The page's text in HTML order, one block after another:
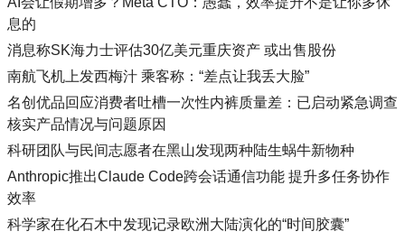
息的
消息称SK海力士评估30亿美元重庆资产 或出售股份
南航飞机上发西梅汁 乘客称：“差点让我丢大脸”
名创优品回应消费者吐槽一次性内裤质量差：已启动紧急调查
核实产品情况与问题原因
科研团队与民间志愿者在黑山发现两种陆生蜗牛新物种
Anthropic推出Claude Code跨会话通信功能 提升多任务协作
效率
科学家在化石木中发现记录欧洲大陆演化的“时间胶囊”